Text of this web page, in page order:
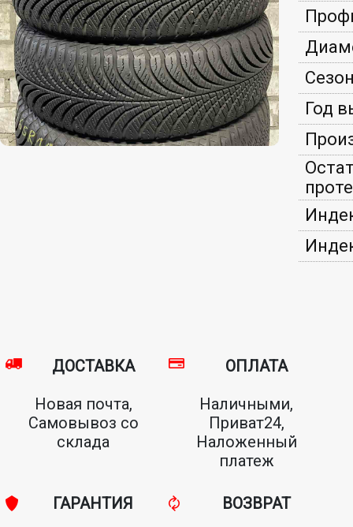
Год
ДОСТАВКА
Новая почта,
Самовывоз со
склада
ОПЛАТА
Наличными,
Приват24,
Наложенный
платеж
ГАРАНТИЯ
ВОЗВРАТ